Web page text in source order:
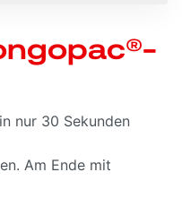
nur 30 Sekunden
Am Ende mit